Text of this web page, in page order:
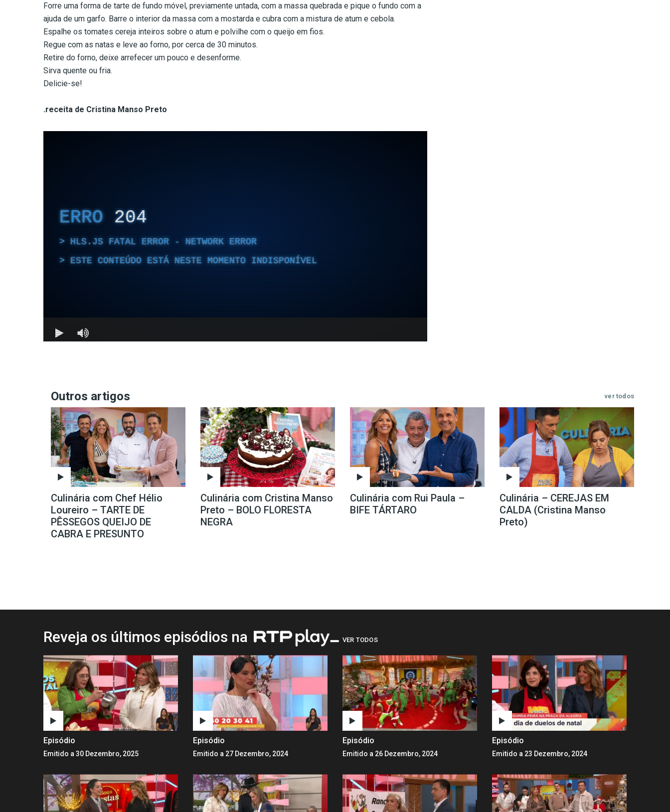
Forre uma forma de tarte de fundo móvel, previamente untada, com a massa quebrada e pique o fundo com a
ajuda de um garfo. Barre o interior da massa com a mostarda e cubra com a mistura de atum e cebola.
Espalhe os tomates cereja inteiros sobre o atum e polvilhe com o queijo em fios.
Regue com as natas e leve ao forno, por cerca de 30 minutos.
Retire do forno, deixe arrefecer um pouco e desenforme.
Sirva quente ou fria.
Delicie-se!
.receita de Cristina Manso Preto
Outros artigos ver todos
Culinária com Chef Hélio
Loureiro – TARTE DE
PÊSSEGOS QUEIJO DE
CABRA E PRESUNTO
Culinária com Cristina Manso
Preto – BOLO FLORESTA
NEGRA
Culinária com Rui Paula –
BIFE TÁRTARO
Culinária – CEREJAS EM
CALDA (Cristina Manso
Preto)
Reveja os últimos episódios na VER TODOS
Episódio
Emitido a 30 Dezembro, 2025
Episódio
Emitido a 27 Dezembro, 2024
Episódio
Emitido a 26 Dezembro, 2024
Episódio
Emitido a 23 Dezembro, 2024